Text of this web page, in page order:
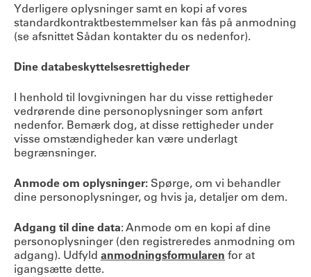
Yderligere oplysninger samt en kopi af vores
standardkontraktbestemmelser kan fås på anmodning
(se afsnittet Sådan kontakter du os nedenfor).
Dine databeskyttelsesrettigheder
I henhold til lovgivningen har du visse rettigheder
vedrørende dine personoplysninger som anført
nedenfor. Bemærk dog, at disse rettigheder under
visse omstændigheder kan være underlagt
begrænsninger.
Anmode om oplysninger: Spørge, om vi behandler
dine personoplysninger, og hvis ja, detaljer om dem.
Adgang til dine data: Anmode om en kopi af dine
personoplysninger (den registreredes anmodning om
adgang). Udfyld anmodningsformularen for at
igangsætte dette.